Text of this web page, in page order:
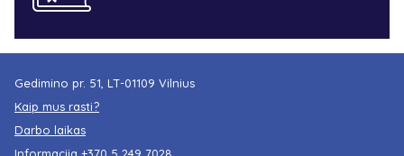
Gedimino pr. 51, LT-01109 Vilnius
Kaip mus rasti?
Darbo laikas